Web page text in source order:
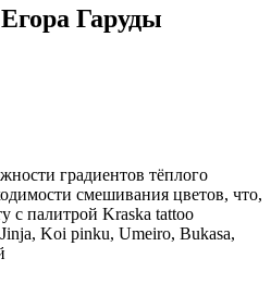
Гаруды
градиентов тёплого
смешивания цветов, что,
с палитрой Kraska tattoo
Koi pinku, Umeiro, Bukasa,